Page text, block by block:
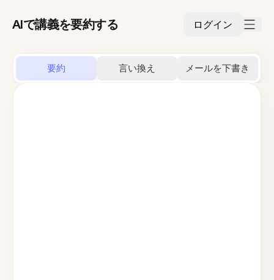
AIで講義を要約する ログイン
要約 言い換え メールを下書き